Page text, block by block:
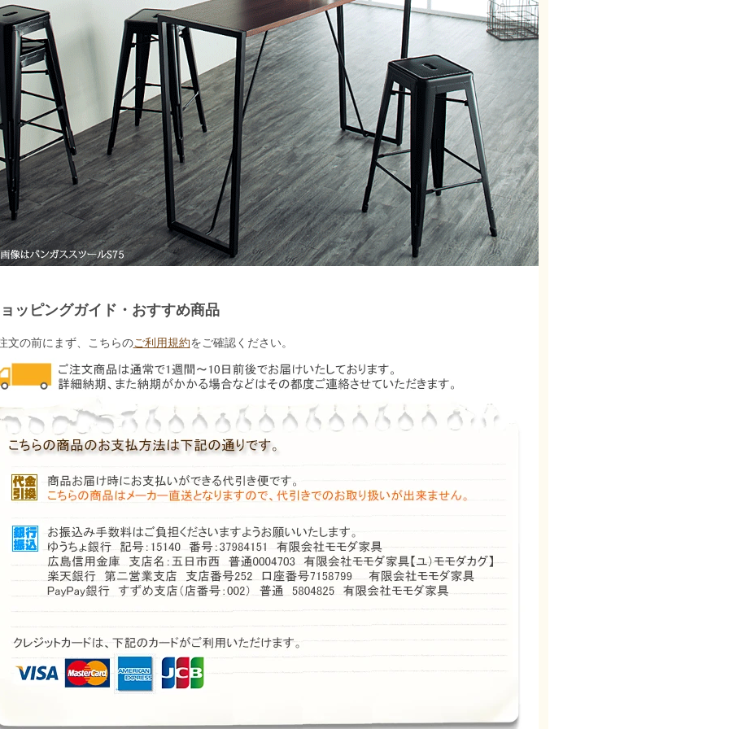
ッピングガイド・おすすめ商品
文の前にまず、こちらのご利用規約をご確認ください。